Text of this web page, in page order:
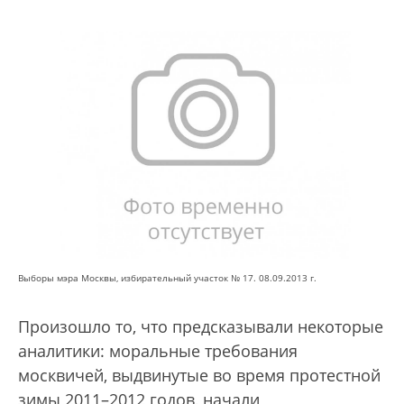
Выборы мэра Москвы, избирательный участок № 17. 08.09.2013 г.
Произошло то, что предсказывали некоторые
аналитики: моральные требования
москвичей, выдвинутые во время протестной